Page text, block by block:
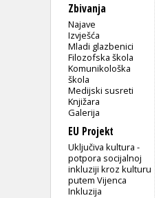
Zbivanja
Najave
Izvješća
Mladi glazbenici
Filozofska škola
Komunikološka
škola
Medijski susreti
Knjižara
Galerija
EU Projekt
Uključiva kultura -
potpora socijalnoj
inkluziji kroz kulturu
putem Vijenca
Inkluzija